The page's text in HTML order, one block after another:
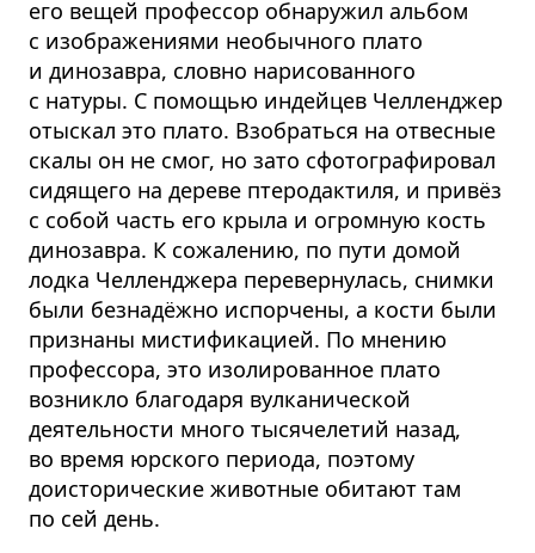
его вещей профессор обнаружил альбом
с изображениями необычного плато
и динозавра, словно нарисованного
с натуры. С помощью индейцев Челленджер
отыскал это плато. Взобраться на отвесные
скалы он не смог, но зато сфотогра­фировал
сидящего на дереве птеродактиля, и привёз
с собой часть его крыла и огромную кость
динозавра. К сожалению, по пути домой
лодка Челленджера перевернулась, снимки
были безнадёжно испорчены, а кости были
признаны мистификацией. По мнению
профессора, это изолированное плато
возникло благодаря вулканической
деятельности много тысячелетий назад,
во время юрского периода, поэтому
доисторические животные обитают там
по сей день.